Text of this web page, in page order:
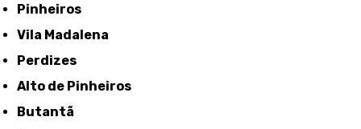
Pinheiros
Vila Madalena
Perdizes
Alto de Pinheiros
Butantã